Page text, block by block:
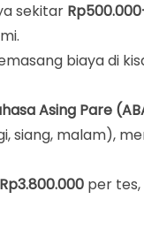
Pare (ABA Pare)
Cukup Prediction?
ETS
sekitar
biaya di
Asing Pare
siang, malam),
per